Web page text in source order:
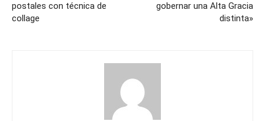
postales con técnica de
collage
gobernar una Alta Gracia
distinta»